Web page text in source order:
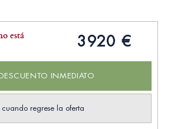
está
3920 €
INMEDIATO
cuando regrese la oferta